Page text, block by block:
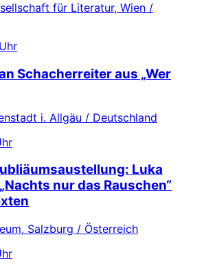
für Literatur, Wien /
Schacherreiter aus „Wer
i. Allgäu / Deutschland
Luka
nur das Rauschen“
Salzburg / Österreich